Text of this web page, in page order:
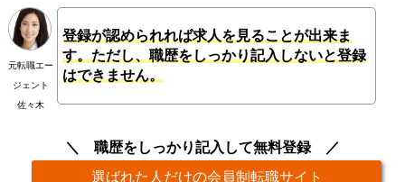
元転職エー
ジェント
佐々木
登録が認められれば求人を見ることが出来ま
す。ただし、職歴をしっかり記入しないと登録
はできません。
職歴をしっかり記入して無料登録
選ばれた人だけの会員制転職サイト